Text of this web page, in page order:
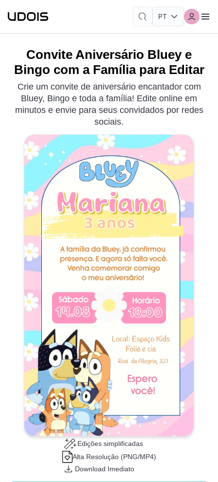
Convite Aniversário Bluey e
Bingo com a Família para Editar
Crie um convite de aniversário encantador com
Bluey, Bingo e toda a família! Edite online em
minutos e envie para seus convidados por redes
sociais.
Edições simplificadas
Alta Resolução (PNG/MP4)
Download Imediato